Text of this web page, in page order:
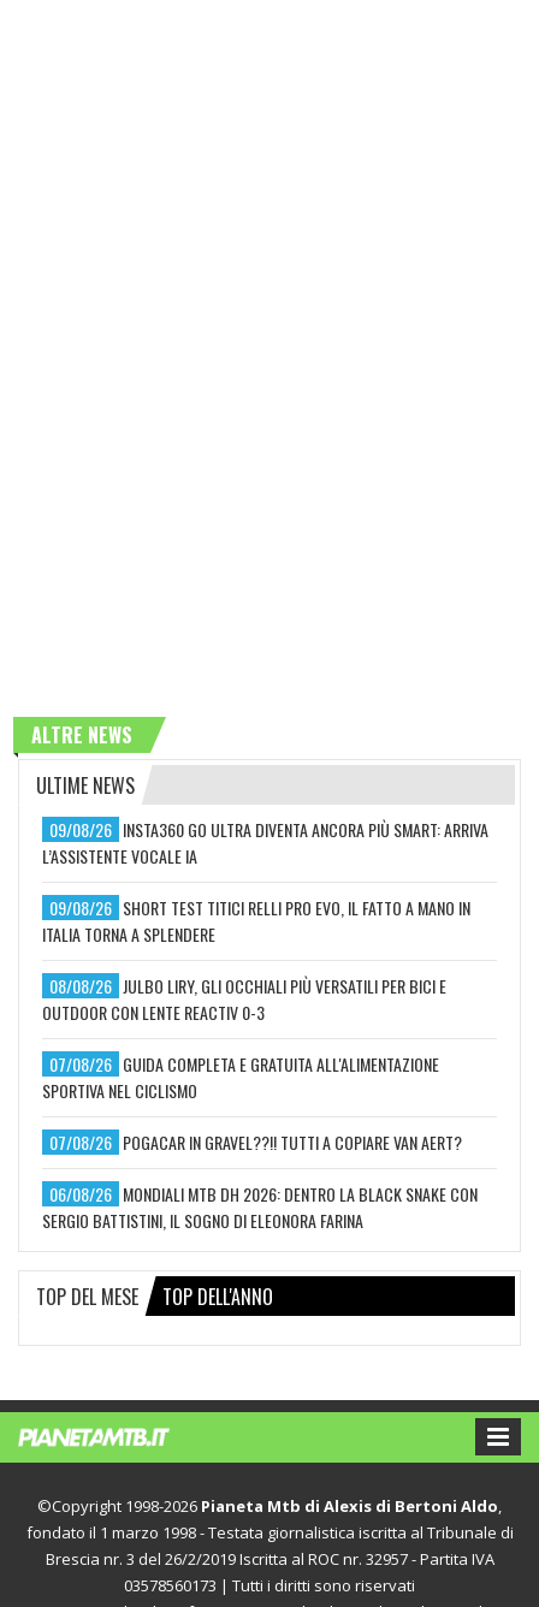
ALTRE NEWS
ULTIME NEWS
09/08/26 INSTA360 GO ULTRA DIVENTA ANCORA PIÙ SMART: ARRIVA
L’ASSISTENTE VOCALE IA
09/08/26 SHORT TEST TITICI RELLI PRO EVO, IL FATTO A MANO IN
ITALIA TORNA A SPLENDERE
08/08/26 JULBO LIRY, GLI OCCHIALI PIÙ VERSATILI PER BICI E
OUTDOOR CON LENTE REACTIV 0-3
07/08/26 GUIDA COMPLETA E GRATUITA ALL'ALIMENTAZIONE
SPORTIVA NEL CICLISMO
07/08/26 POGACAR IN GRAVEL??!! TUTTI A COPIARE VAN AERT?
06/08/26 MONDIALI MTB DH 2026: DENTRO LA BLACK SNAKE CON
SERGIO BATTISTINI, IL SOGNO DI ELEONORA FARINA
TOP DEL MESE TOP DELL'ANNO
©Copyright 1998-2026 Pianeta Mtb di Alexis di Bertoni Aldo
fondato il 1 marzo 1998 - Testata giornalistica iscritta al Tribunale di
Brescia nr. 3 del 26/2/2019 Iscritta al ROC nr. 32957 - Partita IVA
03578560173 | Tutti i diritti sono riservati